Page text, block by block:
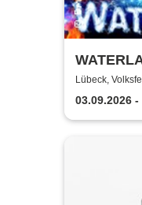
dem
Lübeck,
03.09.2026 -